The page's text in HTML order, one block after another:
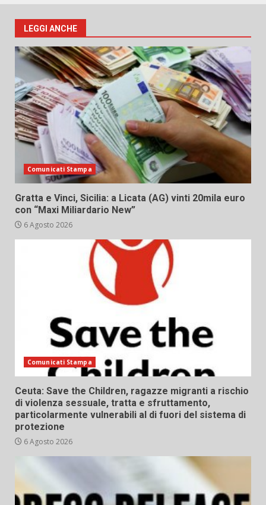
LEGGI ANCHE
Comunicati Stampa
Gratta e Vinci, Sicilia: a Licata (AG) vinti 20mila euro
con “Maxi Miliardario New”
6 Agosto 2026
Comunicati Stampa
Ceuta: Save the Children, ragazze migranti a rischio
di violenza sessuale, tratta e sfruttamento,
particolarmente vulnerabili al di fuori del sistema di
protezione
6 Agosto 2026